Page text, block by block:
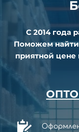
С 2014 года
Поможем
приятной цене